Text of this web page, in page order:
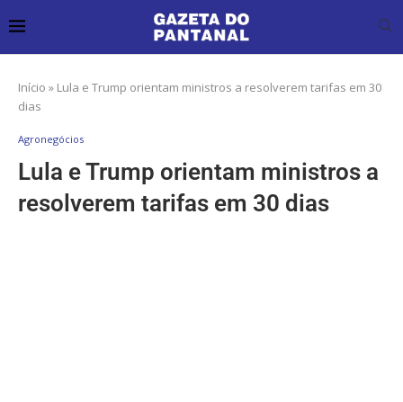
Início » Lula e Trump orientam ministros a resolverem tarifas em 30
dias
Agronegócios
Lula e Trump orientam ministros a
resolverem tarifas em 30 dias